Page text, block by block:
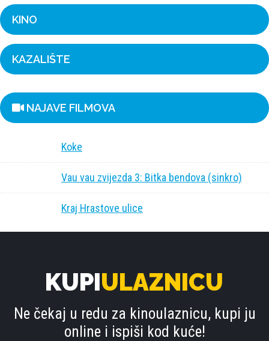
KINO
KAZALIŠTE
NAJAVE FILMOVA
Koke
Vau vau zvijezda 3: Bitka bendova (sinkro)
Kraj Hrastove ulice
KUPIULAZNICU
Ne čekaj u redu za kinoulaznicu, kupi ju
online i ispiši kod kuće!